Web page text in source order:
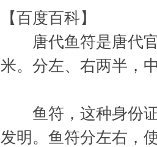
【百度百科】
唐代鱼符是唐代官
米。分左、右两半，
鱼符，这种身份证
发明。鱼符分左右，